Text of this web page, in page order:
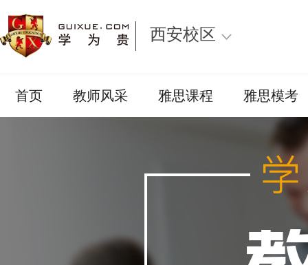
西安校区
首页 教师风采 雅思课程 雅思模考